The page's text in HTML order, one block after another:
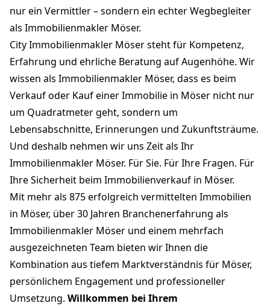
nur ein Vermittler – sondern ein echter Wegbegleiter
als Immobilienmakler Möser.
City Immobilienmakler Möser steht für Kompetenz,
Erfahrung und ehrliche Beratung auf Augenhöhe. Wir
wissen als Immobilienmakler Möser, dass es beim
Verkauf oder Kauf einer Immobilie in Möser nicht nur
um Quadratmeter geht, sondern um
Lebensabschnitte, Erinnerungen und Zukunftsträume.
Und deshalb nehmen wir uns Zeit als Ihr
Immobilienmakler Möser. Für Sie. Für Ihre Fragen. Für
Ihre Sicherheit beim Immobilienverkauf in Möser.
Mit mehr als 875 erfolgreich vermittelten Immobilien
in Möser, über 30 Jahren Branchenerfahrung als
Immobilienmakler Möser und einem mehrfach
ausgezeichneten Team bieten wir Ihnen die
Kombination aus tiefem Marktverständnis für Möser,
persönlichem Engagement und professioneller
Umsetzung. Willkommen bei Ihrem